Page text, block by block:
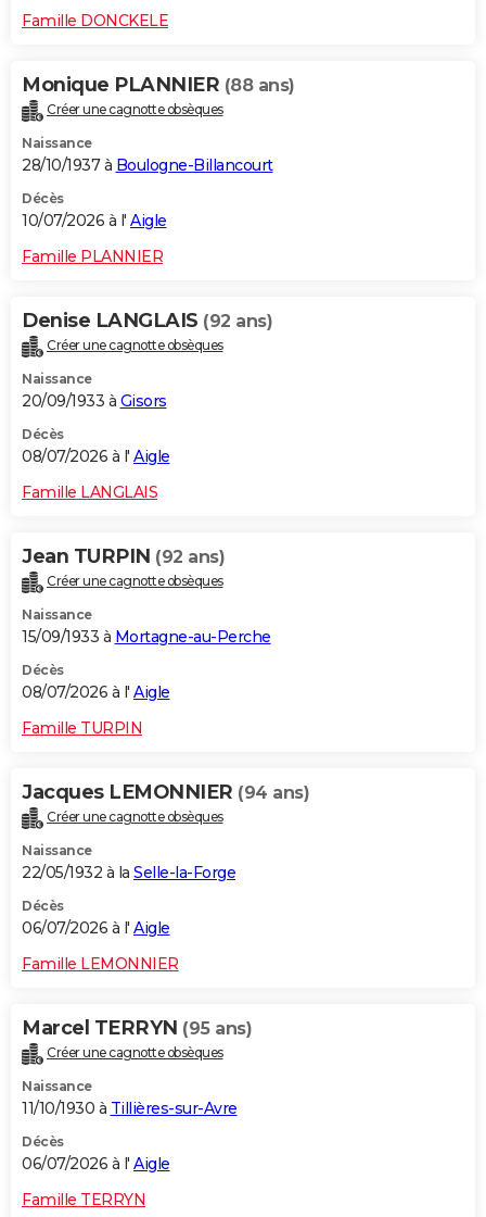
Famille DONCKELE
Monique PLANNIER (88 ans)
Créer une cagnotte obsèques
Naissance
28/10/1937 à Boulogne-Billancourt
Décès
10/07/2026 à l' Aigle
Famille PLANNIER
Denise LANGLAIS (92 ans)
Créer une cagnotte obsèques
Naissance
20/09/1933 à Gisors
Décès
08/07/2026 à l' Aigle
Famille LANGLAIS
Jean TURPIN (92 ans)
Créer une cagnotte obsèques
Naissance
15/09/1933 à Mortagne-au-Perche
Décès
08/07/2026 à l' Aigle
Famille TURPIN
Jacques LEMONNIER (94 ans)
Créer une cagnotte obsèques
Naissance
22/05/1932 à la Selle-la-Forge
Décès
06/07/2026 à l' Aigle
Famille LEMONNIER
Marcel TERRYN (95 ans)
Créer une cagnotte obsèques
Naissance
11/10/1930 à Tillières-sur-Avre
Décès
06/07/2026 à l' Aigle
Famille TERRYN